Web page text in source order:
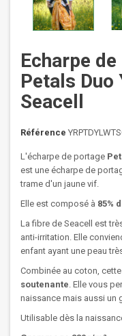
Echarpe
Petals Duo
Seacell
Référence
L'écharpe de portage
est une écharpe de
trame d'un jaune vif.
Elle est composé à 85%
La fibre de Seacell est
anti-irritation. Elle
enfant ayant une peau
Combinée au coton,
soutenante. Elle vous
naissance mais aussi un
Utilisable dès la